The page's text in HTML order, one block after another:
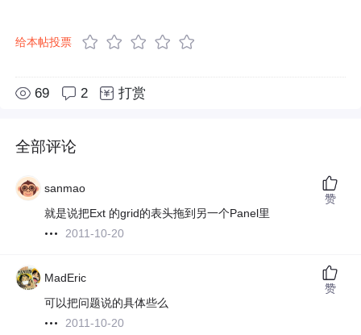
给本帖投票
69 2 打赏
全部评论
sanmao
就是说把Ext 的grid的表头拖到另一个Panel里
2011-10-20
赞
MadEric
可以把问题说的具体些么
2011-10-20
赞